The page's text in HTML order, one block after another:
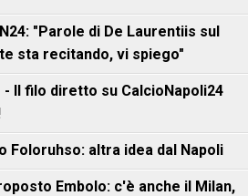
"Parole di De Laurentiis sul
sta recitando, vi spiego"
- Il filo diretto su CalcioNapoli24
Foloruhso: altra idea dal Napoli
Embolo: c'è anche il Milan,